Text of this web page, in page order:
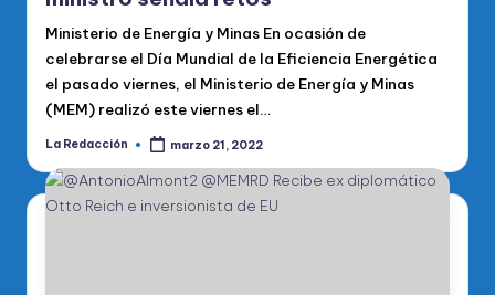
Ministerio de Energía y Minas En ocasión de
celebrarse el Día Mundial de la Eficiencia Energética
el pasado viernes, el Ministerio de Energía y Minas
(MEM) realizó este viernes el…
Publicado
La Redacción marzo 21, 2022